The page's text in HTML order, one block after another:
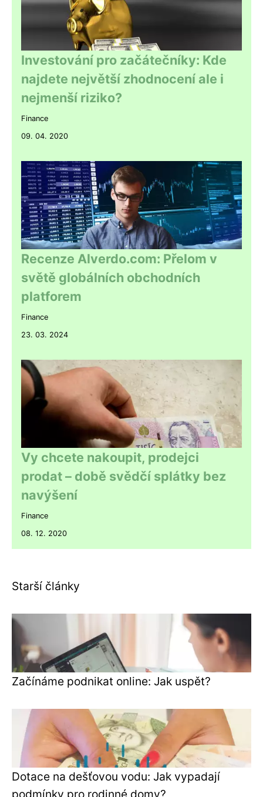
Investování pro začátečníky: Kde
najdete největší zhodnocení ale i
nejmenší riziko?
Finance
09. 04. 2020
Recenze Alverdo.com: Přelom v
světě globálních obchodních
platforem
Finance
23. 03. 2024
Vy chcete nakoupit, prodejci
prodat – době svědčí splátky bez
navýšení
Finance
08. 12. 2020
Starší články
Začínáme podnikat online: Jak uspět?
Dotace na dešťovou vodu: Jak vypadají
podmínky pro rodinné domy?